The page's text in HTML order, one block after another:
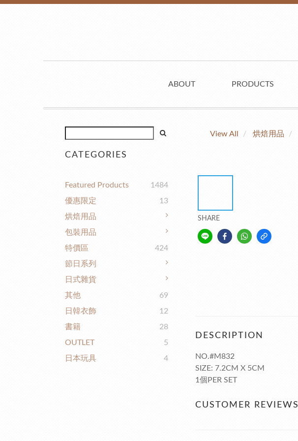
ABOUT PRODUCTS
CATEGORIES
Featured Products
1484
優惠限定
13
烘焙用品
包裝用品
特價區
424
節日系列
日式雜貨
其他
69
日韓衣飾
12
書籍
28
OUTLET
5
日本玩具
4
View All 烘焙用品
SHARE
DESCRIPTION
NO.#M832
SIZE: 7.2CM X 5CM
1個PER SET
CUSTOMER REVIEWS